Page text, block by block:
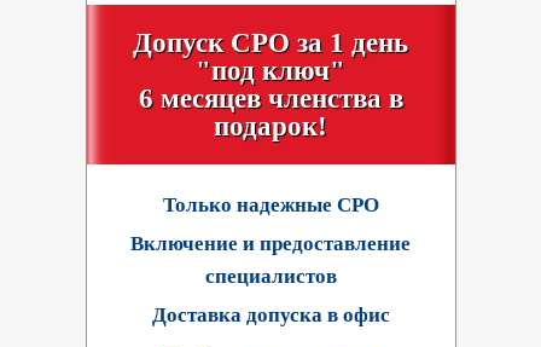
Допуск СРО за 1 день
"под ключ"
6 месяцев членства в
подарок!
Только надежные СРО
Включение и предоставление
специалистов
Доставка допуска в офис